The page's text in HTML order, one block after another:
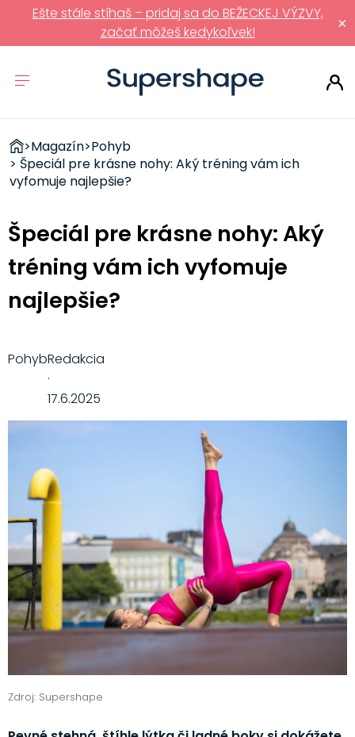
×
Ešte stále stíhaš – pridaj sa do BEŽECKEJ VÝZVY,
začať môžeš kedykoľvek!
ZDRAVÉ
RÝCHLOVKY
>Magazín>Pohyb
> Špeciál pre krásne nohy: Aký tréning vám ich
vyfomuje najlepšie?
Špeciál pre krásne nohy: Aký
tréning vám ich vyfomuje
najlepšie?
Zdroj: Supershape
PohybRedakcia
·
17.6.2025